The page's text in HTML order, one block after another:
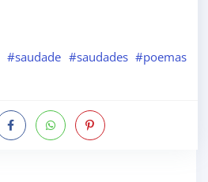
#saudade #saudades #poemas